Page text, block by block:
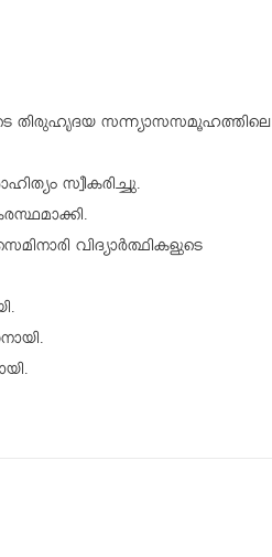
തിരുഹൃദയ സന്ന്യാസസമൂഹത്തിലെ
സ്വീകരിച്ചു.
വിദ്യാര്‍ത്ഥികളുടെ